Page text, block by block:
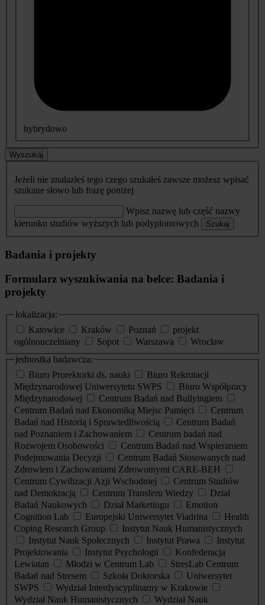
hybrydowo
Wyszukaj
Jeżeli nie znalazłeś tego czego szukałeś zawsze możesz wpisać
szukane słowo lub frazę poniżej
Wpisz nazwę lub część nazwy
kierunku studiów wyższych lub podyplomowych
Szukaj
Badania i projekty
Formularz wyszukiwania na belce: Badania i
projekty
lokalizacja:
Katowice
Kraków Poznań
projekt
ogólnouczelniany
Sopot Warszawa
Wrocław
jednostka badawcza:
Biuro Prorektorki ds. nauki
Biuro Rekrutacji
Międzynarodowej Uniwersytetu SWPS
Biuro Współpracy
Międzynarodowej
Centrum Badań nad Bullyingiem
Centrum Badań nad Ekonomiką Miejsc Pamięci
Centrum
Badań nad Historią i Sprawiedliwością
Centrum Badań
nad Poznaniem i Zachowaniem
Centrum badań nad
Rozwojem Osobowości
Centrum Badań nad Wspieraniem
Podejmowania Decyzji
Centrum Badań Stosowanych nad
Zdrowiem i Zachowaniami Zdrowotnymi CARE-BEH
Centrum Cywilizacji Azji Wschodniej
Centrum Studiów
nad Demokracją
Centrum Transferu Wiedzy
Dział
Badań Naukowych
Dział Marketingu
Emotion
Cognition Lab
Europejski Uniwersytet Viadrina
Health
Coping Research Group
Instytut Nauk Humanistycznych
Instytut Nauk Społecznych
Instytut Prawa
Instytut
Projektowania
Instytut Psychologii
Konfederacja
Lewiatan
Młodzi w Centrum Lab
StresLab Centrum
Badań nad Stresem
Szkoła Doktorska
Uniwersytet
SWPS
Wydział Interdyscyplinarny w Krakowie
Wydział Nauk Humanistycznych
Wydział Nauk